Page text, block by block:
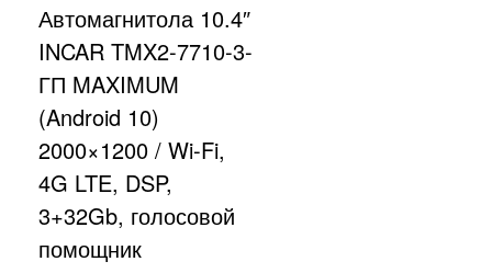
Автомагнитола 10.4″
INCAR TMX2-7710-3-
ГП MAXIMUM
(Android 10)
2000×1200 / Wi-Fi,
4G LTE, DSP,
3+32Gb, голосовой
помощник